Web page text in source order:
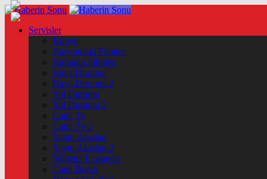
Servisler
Künye
Vizyondaki Filmler
Haftanin Filmleri
Hava Durumu
Hava Durumu 2
Yol Durumu
Yol Durumu 2
Canlı Tv
Canlı Tv 2
Yayın Akışları
Yayın Akışları 2
Nöbetçi Eczaneler
Canlı Borsa